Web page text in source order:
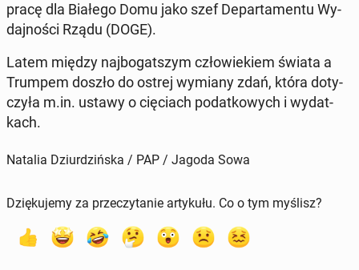
pracę dla Białego Domu jako szef De­par­ta­men­tu Wy­
daj­no­ści Rządu (DOGE).
Latem między naj­bo­gat­szym czło­wie­kiem świata a
Trumpem doszło do ostrej wymiany zdań, która do­ty­
czy­ła m.in. ustawy o cię­ciach po­dat­ko­wych i wy­dat­
kach.
Natalia Dziurdzińska / PAP / Jagoda Sowa
Dziękujemy za przeczytanie artykułu. Co o tym myślisz?